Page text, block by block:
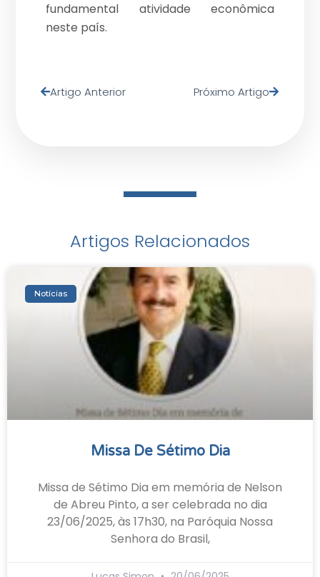
fundamental atividade econômica
neste país.
Artigo Anterior Próximo Artigo
Artigos Relacionados
Notícias
Missa De Sétimo Dia
Missa de Sétimo Dia em memória de Nelson
de Abreu Pinto, a ser celebrada no dia
23/06/2025, às 17h30, na Paróquia Nossa
Senhora do Brasil,